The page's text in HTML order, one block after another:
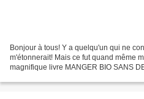
Bonjour à tous! Y a quelqu'un qui ne
m'étonnerait! Mais ce fut quand même
magnifique livre MANGER BIO SANS